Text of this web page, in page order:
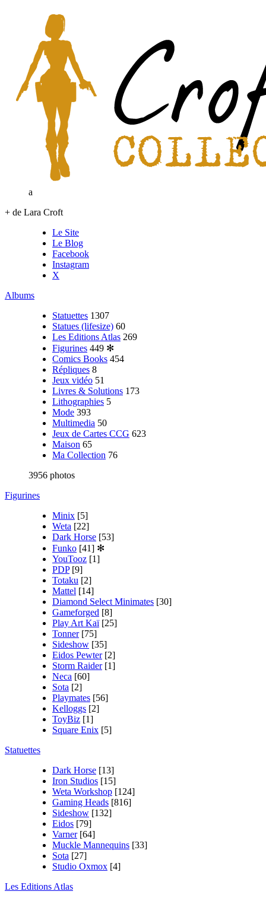
a
+ de Lara Croft
Le Site
Le Blog
Facebook
Instagram
X
Albums
Statuettes 1307
Statues (lifesize) 60
Les Editions Atlas 269
Figurines 449 ✻
Comics Books 454
Répliques 8
Jeux vidéo 51
Livres & Solutions 173
Lithographies 5
Mode 393
Multimedia 50
Jeux de Cartes CCG 623
Maison 65
Ma Collection 76
3956 photos
Figurines
Minix [5]
Weta [22]
Dark Horse [53]
Funko [41] ✻
YouTooz [1]
PDP [9]
Totaku [2]
Mattel [14]
Diamond Select Minimates [30]
Gameforged [8]
Play Art Kaï [25]
Tonner [75]
Sideshow [35]
Eidos Pewter [2]
Storm Raider [1]
Neca [60]
Sota [2]
Playmates [56]
Kelloggs [2]
ToyBiz [1]
Square Enix [5]
Statuettes
Dark Horse [13]
Iron Studios [15]
Weta Workshop [124]
Gaming Heads [816]
Sideshow [132]
Eidos [79]
Varner [64]
Muckle Mannequins [33]
Sota [27]
Studio Oxmox [4]
Les Editions Atlas